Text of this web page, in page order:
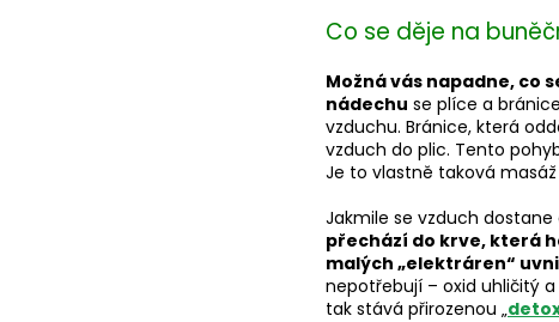
Co se děje na
Možná vás napadne, co
nádechu se plíce a
vzduchu. Bránice, která
vzduch do plic. Tento
Je to vlastně taková
Jakmile se vzduch dostane
přechází do krve, která
malých „elektráren“
nepotřebují – oxid uhličitý
tak stává přirozenou „